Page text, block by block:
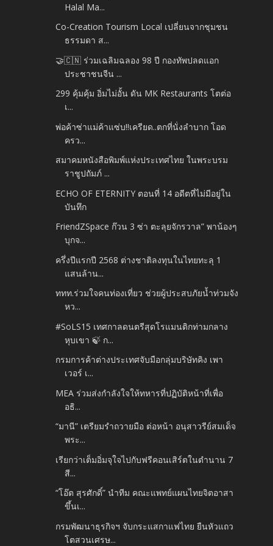
Halal Ma...
Co-Creation Tourism Local เปลี่ยนจากชุมชน
ธรรมดา ส...
🤝🇨🇳 ร่วมเฉลิมฉลอง 98 ปี กองทัพปลดแอก
ประชาชนจีน ...
299 คุ้มคุ้ม อิ่มไม่อั้น ดัน MK Restaurants โตต่อ
เ...
พ่อค้าซ่าแม่ค้าแซ่บ!!เครียด..ตกที่นั่งลำบาก โอด
ครว...
สมาคมหนังสือพิมพ์แห่งประเทศไทย ในพระบรม
ราชูปถัมภ์ ...
ECHO OF ETERNITY ตอนที่ 14 อดีตที่ไม่มีอยู่ใน
บันทึก
FriendZSpace ก๊วน 3 ซ่า ตะลุยจักรวาล” พาน้องๆ
บุกจ...
ครึ่งปีแรกปี 2568 ต่างชาติลงทุนในไทยทะลุ 1
แสนล้าน...
ททท.ร่วมใจคนท่องเที่ยว ช่วยผู้ประสบภัยน้ำท่วมจัง
หว...
#SoLS15 เทศกาลดนตรีสุดโรแมนติกท่ามกลาง
หุบเขา 🍃 ก...
กรมการค้าต่างประเทศจับมือกลุ่มบริษัทคิง เพา
เวอร์ เ...
MEA ร่วมส่งกำลังใจให้ทหารที่ปฏิบัติหน้าที่เพื่อ
อธิ...
“มานี” เตรียมรำถวายมือ ต่อหน้า อนุสาวรีย์สมเด็จ
พระ...
เรียกว่าเต็มอิ่มจุใจไปกับฟรีคอนเสิร์ตในตำนาน 7
สี...
“โอ๊ต สุรศักดิ์” นำทีม คณะแพทย์แผนไทยจิตอาสา
ขึ้นเ...
กรมพัฒนาธุรกิจฯ จับกระแสกาแฟไทย ยืนหัวแถว
โตสวนเศรษ...